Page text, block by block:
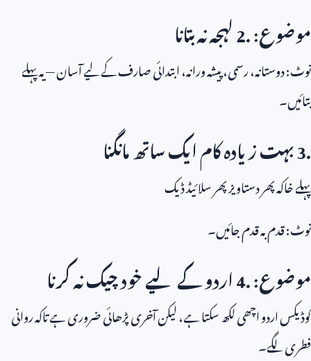
موضوع:2.لہجہ نہ بتانا
نوٹ: دوستانہ، رسمی، پیشہ ورانہ، ابتدائی صارف کے لیے آسان — یہ پہلے
بتائیں۔
3.بہت زیادہ کام ایک ساتھ مانگنا
پہلے خاکہ پھر دستاویز پھر سلائیڈ ڈیک
نوٹ: قدم بہ قدم جائیں۔
موضوع:4.اردو کے لیے خود چیک نہ کرنا
کوڈیکس اردو اچھی لکھ سکتا ہے، لیکن آخری پڑھائی ضروری ہے تاکہ روانی
فطری لگے۔